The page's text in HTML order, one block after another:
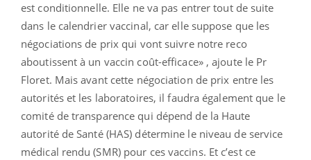
est conditionnelle. Elle ne va pas entrer tout de suite
dans le calendrier vaccinal, car elle suppose que les
négociations de prix qui vont suivre notre reco
aboutissent à un vaccin coût-efficace» , ajoute le Pr
Floret. Mais avant cette négociation de prix entre les
autorités et les laboratoires, il faudra également que le
comité de transparence qui dépend de la Haute
autorité de Santé (HAS) détermine le niveau de service
médical rendu (SMR) pour ces vaccins. Et c’est ce